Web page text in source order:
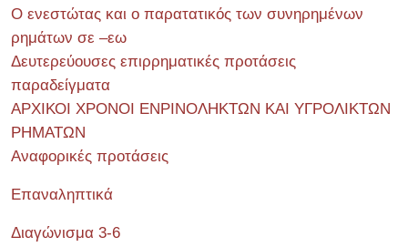
Ο ενεστώτας και ο παρατατικός των συνηρημένων
ρημάτων σε –εω
Δευτερεύουσες επιρρηματικές προτάσεις
παραδείγματα
ΑΡΧΙΚΟΙ ΧΡΟΝΟΙ ΕΝΡΙΝΟΛΗΚΤΩΝ ΚΑΙ ΥΓΡΟΛΙΚΤΩΝ
ΡΗΜΑΤΩΝ
Αναφορικές προτάσεις
Επαναληπτικά
Διαγώνισμα 3-6